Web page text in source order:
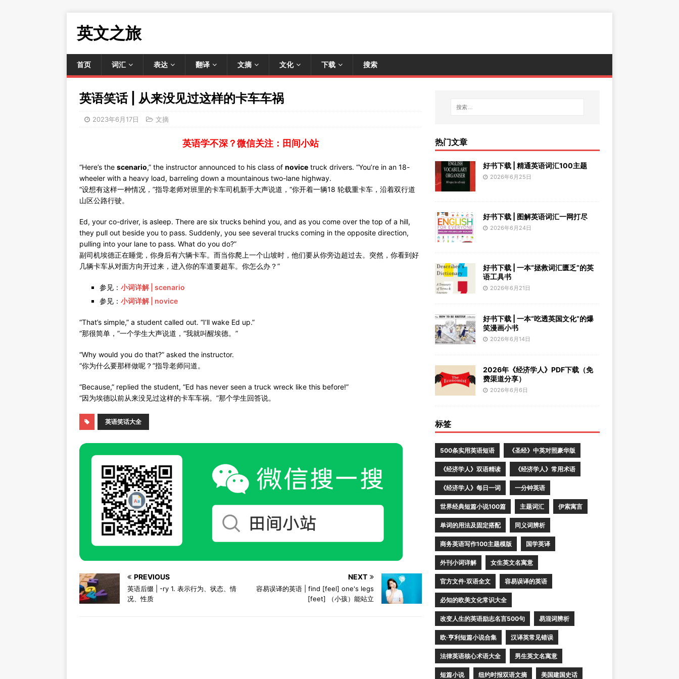
英文之旅
首页 词汇 表达 翻译 文摘 文化 下载 搜索
英语笑话 | 从来没见过这样的卡车车祸
2023年6月17日 文摘
英语学不深？微信关注：田间小站
“Here’s the scenario,” the instructor announced to his class of novice truck drivers. “You’re in an 18-
wheeler with a heavy load, barreling down a mountainous two-lane highway.
“设想有这样一种情况，”指导老师对班里的卡车司机新手大声说道，“你开着一辆18 轮载重卡车，沿着双行道
山区公路行驶。
Ed, your co-driver, is asleep. There are six trucks behind you, and as you come over the top of a hill,
they pull out beside you to pass. Suddenly, you see several trucks coming in the opposite direction,
pulling into your lane to pass. What do you do?”
副司机埃德正在睡觉，你身后有六辆卡车。而当你爬上一个山坡时，他们要从你旁边超过去。突然，你看到好
几辆卡车从对面方向开过来，进入你的车道要超车。你怎么办？”
参见： 小词详解 | scenario
参见： 小词详解 | novice
“That’s simple,” a student called out. “I’ll wake Ed up.”
“那很简单，”一个学生大声说道，“我就叫醒埃德。”
“Why would you do that?” asked the instructor.
“你为什么要那样做呢？”指导老师问道。
“Because,” replied the student, “Ed has never seen a truck wreck like this before!”
“因为埃德以前从来没见过这样的卡车车祸。”那个学生回答说。
英语笑话大全
PREVIOUS
英语后缀 | -ry 1. 表示行为、状态、情
况、性质
NEXT
容易误译的英语 | find [feel] one's legs
[feet] （小孩）能站立
热门文章
好书下载 | 精通英语词汇100主题
2026年6月25日
好书下载 | 图解英语词汇一网打尽
2026年6月24日
好书下载 | 一本“拯救词汇匮乏”的英
语工具书
2026年6月21日
好书下载 | 一本“吃透英国文化”的爆
笑漫画小书
2026年6月14日
2026年《经济学人》PDF下载（免
费渠道分享）
2026年6月6日
标签
500条实用英语短语 《圣经》中英对照豪华版
《经济学人》双语精读 《经济学人》常用术语
《经济学人》每日一词 一分钟英语
世界经典短篇小说100篇 主题词汇 伊索寓言
单词的用法及固定搭配 同义词辨析
商务英语写作100主题模版 国学英译
外刊小词详解 女生英文名寓意
官方文件·双语全文 容易误译的英语
必知的欧美文化常识大全
改变人生的英语励志名言500句 易混词辨析
欧·亨利短篇小说合集 汉译英常见错误
法律英语核心术语大全 男生英文名寓意
短篇小说 纽约时报双语文摘 美国建国史话